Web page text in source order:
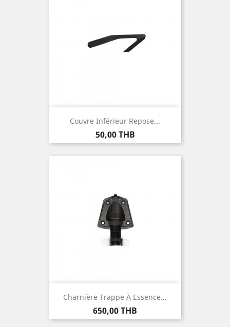
Couvre Inférieur Repose...
Prix
50,00 THB
Charnière Trappe À Essence...
Prix
650,00 THB